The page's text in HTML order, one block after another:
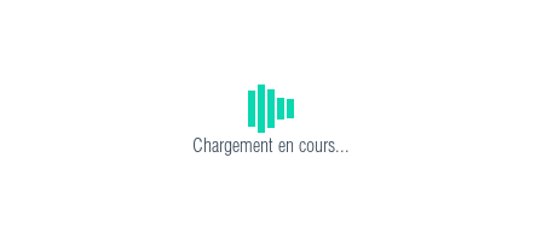
Chargement en cours...